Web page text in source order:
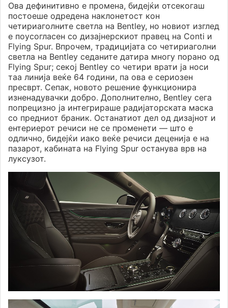
Ова дефинитивно е промена, бидејќи отсекогаш
постоеше одредена наклонетост кон
четириаголните светла на Bentley, но новиот изглед
е поусогласен со дизајнерскиот правец на Conti и
Flying Spur. Впрочем, традицијата со четириаголни
светла на Bentley седаните датира многу порано од
Flying Spur; секој Bentley со четири врати ја носи
таа линија веќе 64 години, па ова е сериозен
пресврт. Сепак, новото решение функционира
изненадувачки добро. Дополнително, Bentley сега
попрецизно ја интегрираше радијаторската маска
со предниот браник. Останатиот дел од дизајнот и
ентериерот речиси не се променети — што е
одлично, бидејќи иако веќе речиси деценија е на
пазарот, кабината на Flying Spur останува врв на
луксузот.